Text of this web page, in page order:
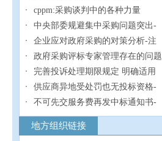
cppm:采购谈判中的各种力量
中央部委规避集中采购问题突出-
企业应对政府采购的对策分析-注
政府采购评标专家管理存在的问题
完善投诉处理期限规定 明确适用
供应商异地受处罚也无投标资格-
不可先交服务费再发中标通知书-
地方组织链接